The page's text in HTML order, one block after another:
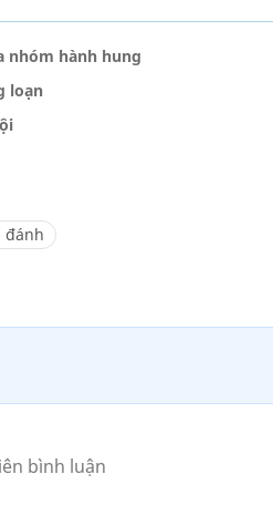
nhóm hành hung
loạn
đánh